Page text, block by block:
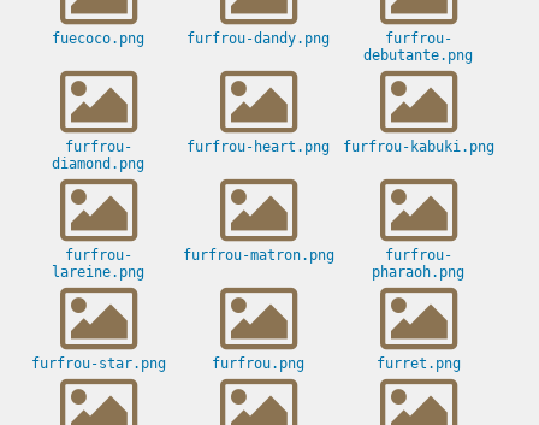
fuecoco.png furfrou-dandy.png
furfrou-
debutante.png
furfrou-
diamond.png
furfrou-heart.png furfrou-kabuki.png
furfrou-
lareine.png
furfrou-matron.png
furfrou-
pharaoh.png
furfrou-star.png furfrou.png furret.png